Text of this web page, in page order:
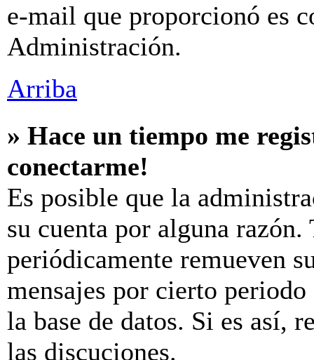
e-mail que proporcionó es
Administración.
Arriba
» Hace un tiempo me
conectarme!
Es posible que la
su cuenta por alguna
periódicamente remueven
mensajes por cierto
la base de datos. Si es así,
las discuciones.